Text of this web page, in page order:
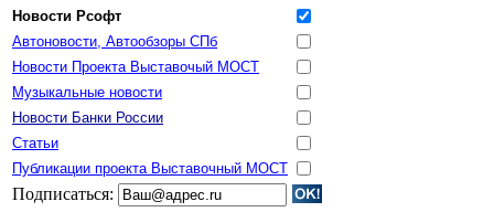
Новости Рсофт
Автоновости, Автообзоры СПб
Новости Проекта Выставочый МОСТ
Музыкальные новости
Новости Банки России
Статьи
Публикации проекта Выставочный МОСТ
Подписаться: